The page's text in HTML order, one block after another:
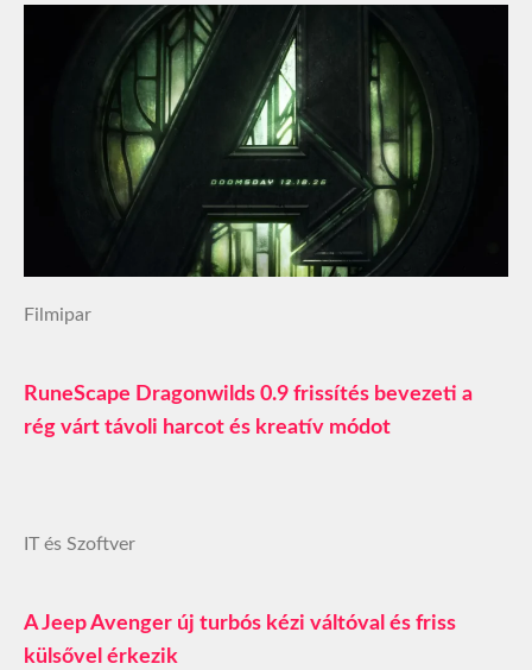
Filmipar
RuneScape Dragonwilds 0.9 frissítés bevezeti a
rég várt távoli harcot és kreatív módot
IT és Szoftver
A Jeep Avenger új turbós kézi váltóval és friss
külsővel érkezik